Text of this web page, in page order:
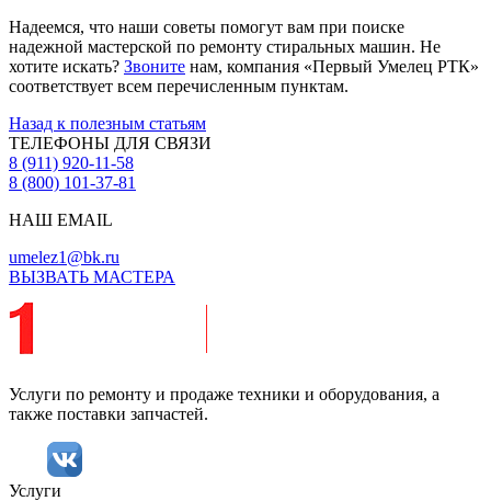
Надеемся, что наши советы помогут вам при поиске
надежной мастерской по ремонту стиральных машин. Не
хотите искать? Звоните нам, компания «Первый Умелец РТК»
соответствует всем перечисленным пунктам.
Назад к полезным статьям
ТЕЛЕФОНЫ ДЛЯ СВЯЗИ
8 (911) 920-11-58
8 (800) 101-37-81
НАШ EMAIL
umelez1@bk.ru
ВЫЗВАТЬ МАСТЕРА
Услуги по ремонту и продаже техники и оборудования, а
также поставки запчастей.
Услуги